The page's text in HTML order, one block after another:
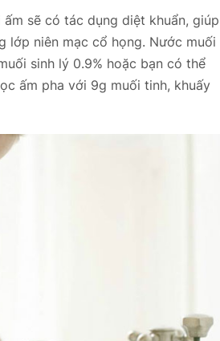
sẽ có tác dụng diệt khuẩn, giúp
lớp niên mạc cổ họng. Nước muối
sinh lý 0.9% hoặc bạn có thể
ấm pha với 9g muối tinh, khuấy